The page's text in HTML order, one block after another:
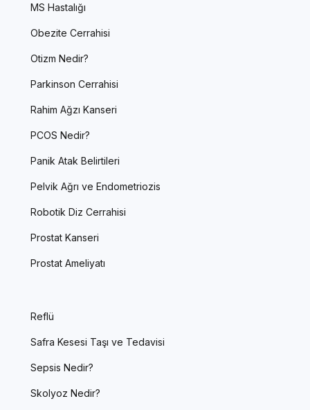
MS Hastalığı
Obezite Cerrahisi
Otizm Nedir?
Parkinson Cerrahisi
Rahim Ağzı Kanseri
PCOS Nedir?
Panik Atak Belirtileri
Pelvik Ağrı ve Endometriozis
Robotik Diz Cerrahisi
Prostat Kanseri
Prostat Ameliyatı
Reflü
Safra Kesesi Taşı ve Tedavisi
Sepsis Nedir?
Skolyoz Nedir?